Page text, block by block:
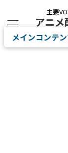
主要
アニ
メインコンテ